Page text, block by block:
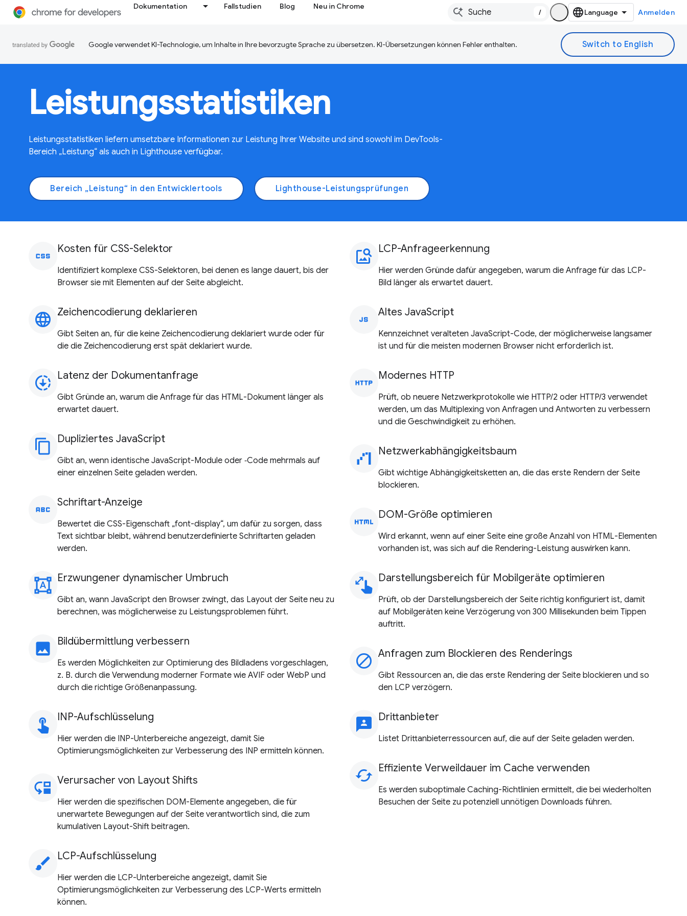
Dokumentation Fallstudien Blog Neu in Chrome
/ Anmelden
Google verwendet KI-Technologie, um Inhalte in Ihre bevorzugte Sprache zu übersetzen. KI-Übersetzungen können Fehler enthalten.
Leistungsstatistiken
Leistungsstatistiken liefern umsetzbare Informationen zur Leistung Ihrer Website und sind sowohl im DevTools-
Bereich „Leistung“ als auch in Lighthouse verfügbar.
Bereich „Leistung“ in den Entwicklertools Lighthouse-Leistungsprüfungen
css Kosten für CSS-Selektor
Identifiziert komplexe CSS-Selektoren, bei denen es lange dauert, bis der
Browser sie mit Elementen auf der Seite abgleicht.
language Zeichencodierung deklarieren
Gibt Seiten an, für die keine Zeichencodierung deklariert wurde oder für
die die Zeichencodierung erst spät deklariert wurde.
downloading Latenz der Dokumentanfrage
Gibt Gründe an, warum die Anfrage für das HTML-Dokument länger als
erwartet dauert.
content_copy Dupliziertes JavaScript
Gibt an, wenn identische JavaScript-Module oder ‑Code mehrmals auf
einer einzelnen Seite geladen werden.
abc Schriftart-Anzeige
Bewertet die CSS-Eigenschaft „font-display“, um dafür zu sorgen, dass
Text sichtbar bleibt, während benutzerdefinierte Schriftarten geladen
werden.
format_shapes Erzwungener dynamischer Umbruch
Gibt an, wann JavaScript den Browser zwingt, das Layout der Seite neu zu
berechnen, was möglicherweise zu Leistungsproblemen führt.
image Bildübermittlung verbessern
Es werden Möglichkeiten zur Optimierung des Bildladens vorgeschlagen,
z. B. durch die Verwendung moderner Formate wie AVIF oder WebP und
durch die richtige Größenanpassung.
touch_app INP-Aufschlüsselung
Hier werden die INP-Unterbereiche angezeigt, damit Sie
Optimierungsmöglichkeiten zur Verbesserung des INP ermitteln können.
move_down Verursacher von Layout Shifts
Hier werden die spezifischen DOM-Elemente angegeben, die für
unerwartete Bewegungen auf der Seite verantwortlich sind, die zum
kumulativen Layout-Shift beitragen.
brush LCP-Aufschlüsselung
Hier werden die LCP-Unterbereiche angezeigt, damit Sie
Optimierungsmöglichkeiten zur Verbesserung des LCP-Werts ermitteln
können.
image_search LCP-Anfrageerkennung
Hier werden Gründe dafür angegeben, warum die Anfrage für das LCP-
Bild länger als erwartet dauert.
javascript Altes JavaScript
Kennzeichnet veralteten JavaScript-Code, der möglicherweise langsamer
ist und für die meisten modernen Browser nicht erforderlich ist.
http Modernes HTTP
Prüft, ob neuere Netzwerkprotokolle wie HTTP/2 oder HTTP/3 verwendet
werden, um das Multiplexing von Anfragen und Antworten zu verbessern
und die Geschwindigkeit zu erhöhen.
waterfall_chart Netzwerkabhängigkeitsbaum
Gibt wichtige Abhängigkeitsketten an, die das erste Rendern der Seite
blockieren.
html DOM-Größe optimieren
Wird erkannt, wenn auf einer Seite eine große Anzahl von HTML-Elementen
vorhanden ist, was sich auf die Rendering-Leistung auswirken kann.
pinch Darstellungsbereich für Mobilgeräte optimieren
Prüft, ob der Darstellungsbereich der Seite richtig konfiguriert ist, damit
auf Mobilgeräten keine Verzögerung von 300 Millisekunden beim Tippen
auftritt.
block Anfragen zum Blockieren des Renderings
Gibt Ressourcen an, die das erste Rendering der Seite blockieren und so
den LCP verzögern.
3p Drittanbieter
Listet Drittanbieterressourcen auf, die auf der Seite geladen werden.
cached Effiziente Verweildauer im Cache verwenden
Es werden suboptimale Caching-Richtlinien ermittelt, die bei wiederholten
Besuchen der Seite zu potenziell unnötigen Downloads führen.